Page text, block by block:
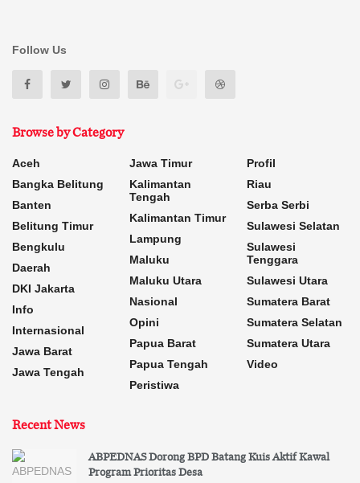
Follow Us
Browse by Category
Aceh
Bangka Belitung
Banten
Belitung Timur
Bengkulu
Daerah
DKI Jakarta
Info
Internasional
Jawa Barat
Jawa Tengah
Jawa Timur
Kalimantan
Tengah
Kalimantan Timur
Lampung
Maluku
Maluku Utara
Nasional
Opini
Papua Barat
Papua Tengah
Peristiwa
Profil
Riau
Serba Serbi
Sulawesi Selatan
Sulawesi
Tenggara
Sulawesi Utara
Sumatera Barat
Sumatera Selatan
Sumatera Utara
Video
Recent News
ABPEDNAS Dorong BPD Batang Kuis Aktif Kawal
Program Prioritas Desa